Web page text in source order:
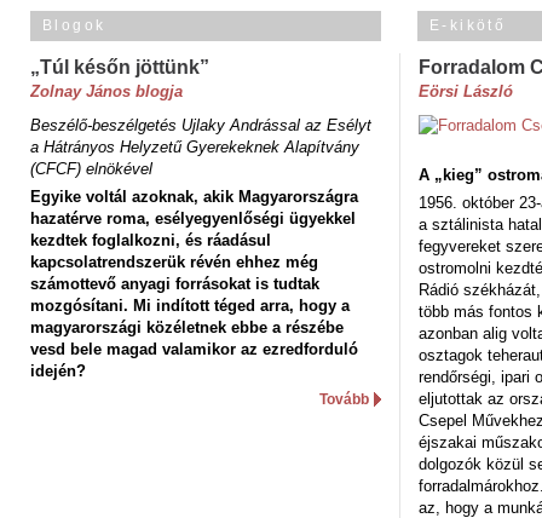
Blogok
„Túl későn jöttünk”
Zolnay János blogja
Beszélő-beszélgetés Ujlaky Andrással az Esélyt
a Hátrányos Helyzetű Gyerekeknek Alapítvány
(CFCF) elnökével
Egyike voltál azoknak, akik Magyarországra
hazatérve roma, esélyegyenlőségi ügyekkel
kezdtek foglalkozni, és ráadásul
kapcsolatrendszerük révén ehhez még
számottevő anyagi forrásokat is tudtak
mozgósítani. Mi indított téged arra, hogy a
magyarországi közéletnek ebbe a részébe
vesd bele magad valamikor az ezredforduló
idején?
Tovább
E-kikötő
Forradalom
Eörsi László
A „kieg”
1956. október
a sztálinista
fegyvereket
ostromolni
Rádió
több más fontos
azonban alig
osztagok
rendőrségi, ipari
eljutottak az
Csepel
éjszakai
dolgozók közül
az, hogy a